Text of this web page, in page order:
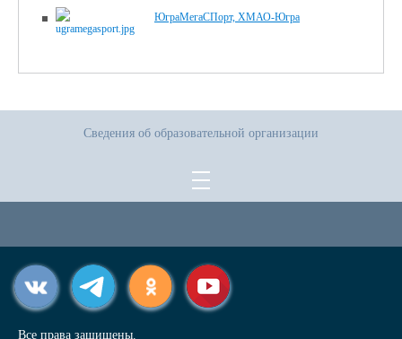
ЮграМегаСПорт, ХМАО-Югра
Сведения об образовательной организации
Все права защищены.